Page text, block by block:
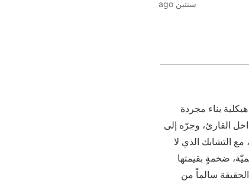
سنتين ago
بناء مجردة
القارئ، وجرّه إلى
التشابك الذي لا
ضخمةٍ بقيمتها
الحقيقة سالماً من